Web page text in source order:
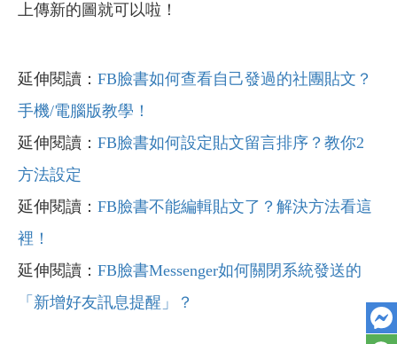
上傳新的圖就可以啦！
延伸閱讀： FB臉書如何查看自己發過的社團貼文？
手機/電腦版教學！
延伸閱讀： FB臉書如何設定貼文留言排序？教你2
方法設定
延伸閱讀： FB臉書不能編輯貼文了？解決方法看這
裡！
延伸閱讀： FB臉書Messenger如何關閉系統發送的
「新增好友訊息提醒」？